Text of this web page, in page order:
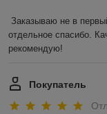
Заказываю не в
отдельное спасибо.
рекомендую!
Покупатель